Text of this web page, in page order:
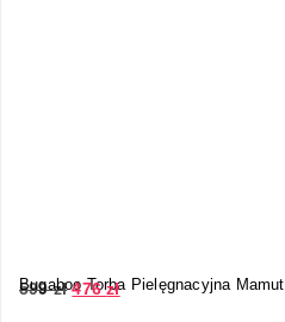
Bugaboo Torba Pielęgnacyjna Mamut
599zł 476zł